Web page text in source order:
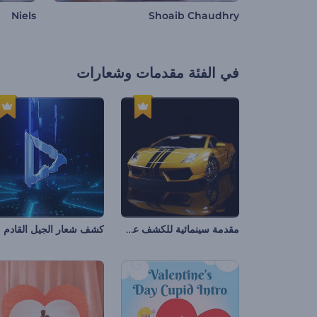
Shoaib Chaudhry
Niels
في الفئة مقدمات وشعارات
مقدمة سينمائية للكشف عن سيارة كشف شعار الجيل القادم